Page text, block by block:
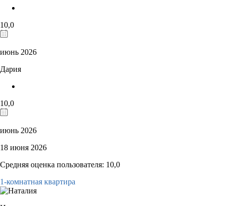
10,0
июнь 2026
Дария
10,0
июнь 2026
18 июня 2026
Средняя оценка пользователя: 10,0
1-комнатная квартира